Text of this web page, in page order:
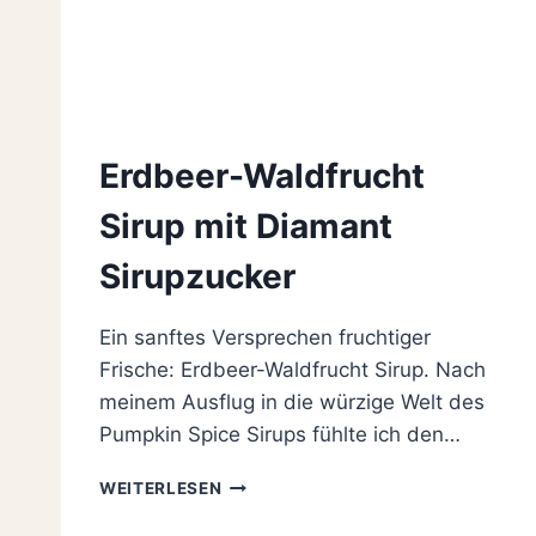
Erdbeer-Waldfrucht
Sirup mit Diamant
Sirupzucker
Ein sanftes Versprechen fruchtiger
Frische: Erdbeer-Waldfrucht Sirup. Nach
meinem Ausflug in die würzige Welt des
Pumpkin Spice Sirups fühlte ich den…
WEITERLESEN ERDBEER-